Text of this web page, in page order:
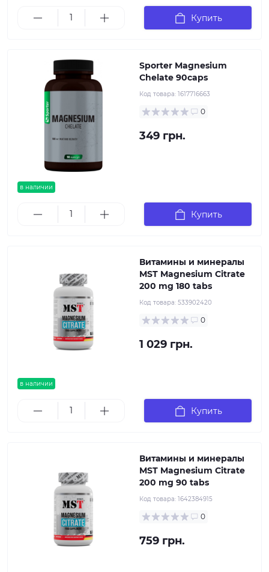
Купить
в наличии
Sporter Magnesium
Chelate 90caps
Код товара: 1617716663
0
349 грн.
Купить
в наличии
Витамины и минералы
MST Magnesium Citrate
200 mg 180 tabs
Код товара: 533902420
0
1 029 грн.
Купить
Витамины и минералы
MST Magnesium Citrate
200 mg 90 tabs
Код товара: 1642384915
0
759 грн.